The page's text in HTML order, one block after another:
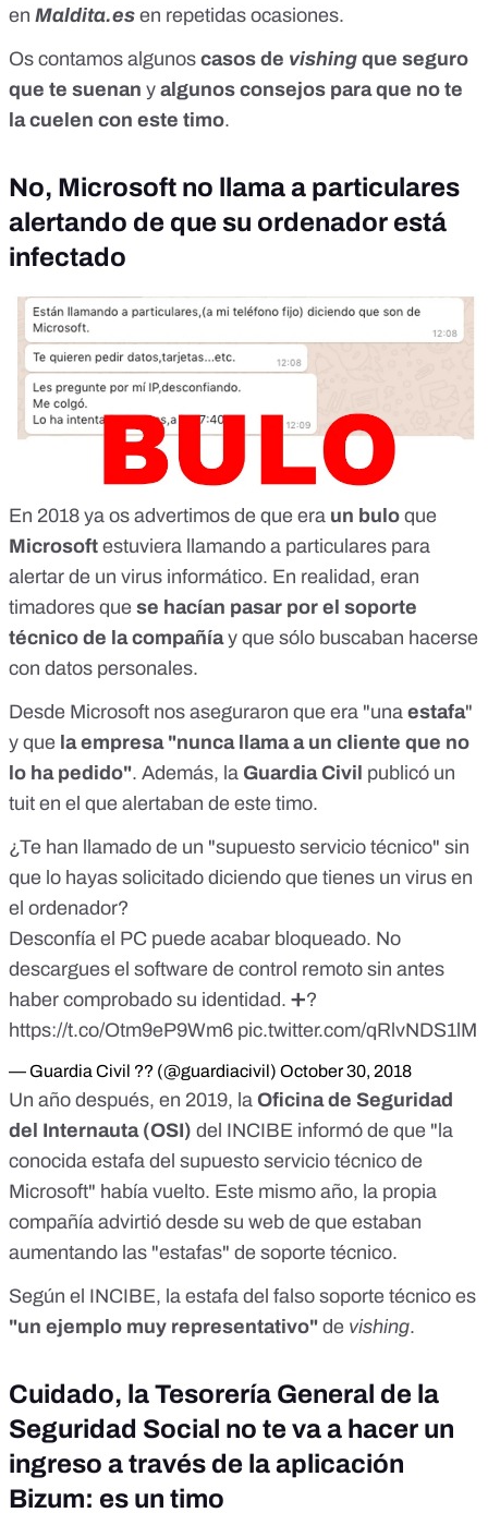
en Maldita.es en repetidas ocasiones.
Os contamos algunos casos de vishing que seguro
que te suenan y algunos consejos para que no te
la cuelen con este timo.
No, Microsoft no llama a particulares
alertando de que su ordenador está
infectado
En 2018 ya os advertimos de que era un bulo que
Microsoft estuviera llamando a particulares para
alertar de un virus informático. En realidad, eran
timadores que se hacían pasar por el soporte
técnico de la compañíay que sólo buscaban hacerse
con datos personales.
Desde Microsoft nos aseguraron que era "una estafa"
y que la empresa "nunca llama a un cliente que no
lo ha pedido". Además, la Guardia Civil publicó un
tuit en el que alertaban de este timo.
¿Te han llamado de un "supuesto servicio técnico" sin
que lo hayas solicitado diciendo que tienes un virus en
el ordenador?
Desconfía el PC puede acabar bloqueado. No
descargues el software de control remoto sin antes
haber comprobado su identidad. ➕?
https://t.co/Otm9eP9Wm6 pic.twitter.com/qRlvNDS1lM
— Guardia Civil ?? (@guardiacivil) October 30, 2018
Un año después, en 2019, la Oficina de Seguridad
del Internauta(OSI) del INCIBE informó de que "la
conocida estafa del supuesto servicio técnico de
Microsoft" había vuelto. Este mismo año, la propia
compañía advirtió desde su web de que estaban
aumentando las "estafas" de soporte técnico.
Según el INCIBE, la estafa del falso soporte técnico es
"un ejemplo muy representativo" de vishing.
Cuidado, la Tesorería General de la
Seguridad Social no te va a hacer un
ingreso a través de la aplicación
Bizum: es un timo